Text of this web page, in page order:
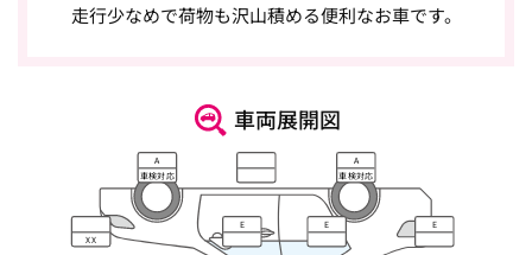
走行少なめで荷物も沢山積める便利なお車です。
車両展開図
A
車検対応
A
車検対応
XX
E E E